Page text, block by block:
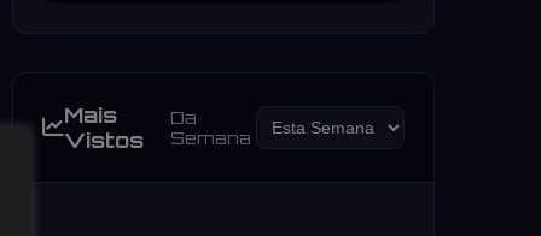
Mais
Vistos
Da
Semana